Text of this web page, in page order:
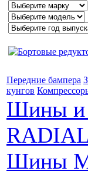
Передние бампера
кунгов
Шины и
RADIAL
Шины